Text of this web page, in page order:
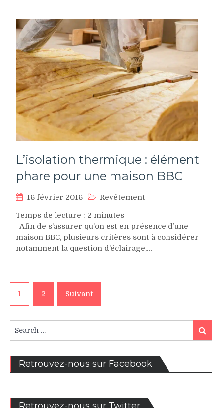
L’isolation thermique : élément
phare pour une maison BBC
16 février 2016 Revêtement
Temps de lecture : 2 minutes
Afin de s’assurer qu’on est en présence d’une
maison BBC, plusieurs critères sont à considérer
notamment la question d’éclairage,…
Pagination
des
publications
1 2 Suivant
for:
Search
Retrouvez-nous sur Facebook
Retrouvez-nous sur Twitter